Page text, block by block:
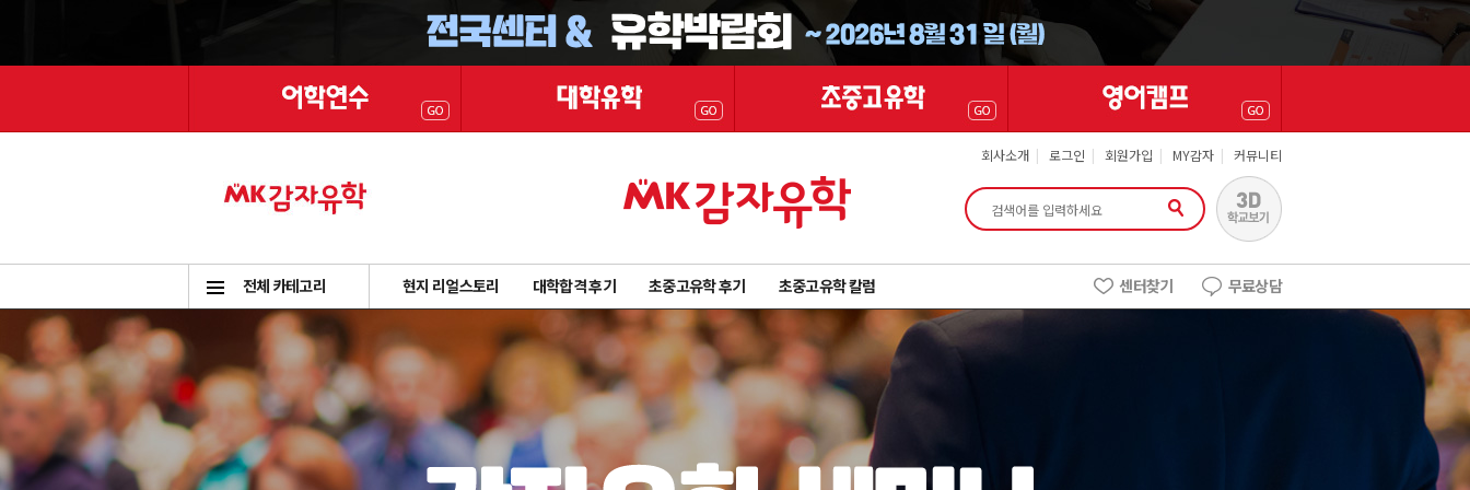
회사소개 | 로그인 | 회원가입 | MY감자 | 커뮤니티
전체 카테고리 현지 리얼스토리 대학합격 후기 초중고유학 후기 초중고유학 칼럼 무료상담
센터찾기